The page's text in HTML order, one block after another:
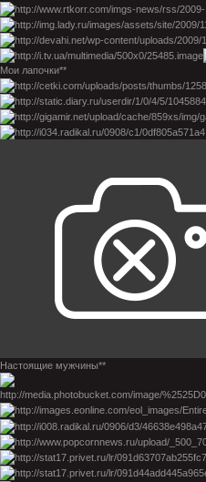
Мои лапочки**
Настоящие мужчины**